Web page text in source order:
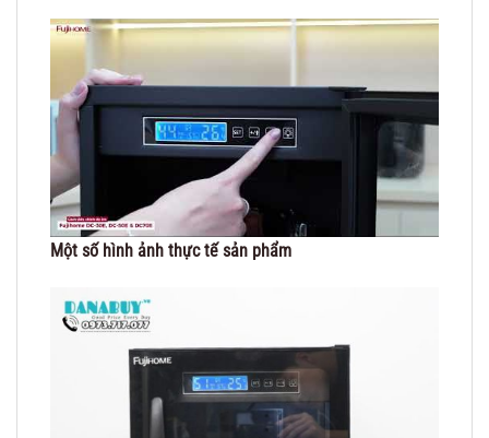
Một số hình ảnh thực tế sản phẩm